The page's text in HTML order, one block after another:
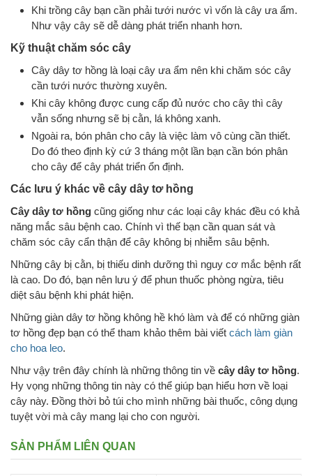
Khi trồng cây bạn cần phải tưới nước vì vốn là cây ưa ẩm.
Như vậy cây sẽ dễ dàng phát triển nhanh hơn.
Kỹ thuật chăm sóc cây
Cây dây tơ hồng là loại cây ưa ẩm nên khi chăm sóc cây
cần tưới nước thường xuyên.
Khi cây không được cung cấp đủ nước cho cây thì cây
vẫn sống nhưng sẽ bị cằn, lá không xanh.
Ngoài ra, bón phân cho cây là việc làm vô cùng cần thiết.
Do đó theo định kỳ cứ 3 tháng một lần bạn cần bón phân
cho cây để cây phát triển ổn định.
Các lưu ý khác về cây dây tơ hồng
Cây dây tơ hồng cũng giống như các loại cây khác đều có khả
năng mắc sâu bệnh cao. Chính vì thế bạn cần quan sát và
chăm sóc cây cẩn thận để cây không bị nhiễm sâu bệnh.
Những cây bị cằn, bị thiếu dinh dưỡng thì nguy cơ mắc bệnh rất
là cao. Do đó, bạn nên lưu ý để phun thuốc phòng ngừa, tiêu
diệt sâu bệnh khi phát hiện.
Những giàn dây tơ hồng không hề khó làm và để có những giàn
tơ hồng đẹp bạn có thể tham khảo thêm bài viết cách làm giàn
cho hoa leo.
Như vậy trên đây chính là những thông tin về cây dây tơ hồng.
Hy vọng những thông tin này có thể giúp bạn hiểu hơn về loại
cây này. Đồng thời bỏ túi cho mình những bài thuốc, công dụng
tuyệt vời mà cây mang lại cho con người.
SẢN PHẨM LIÊN QUAN